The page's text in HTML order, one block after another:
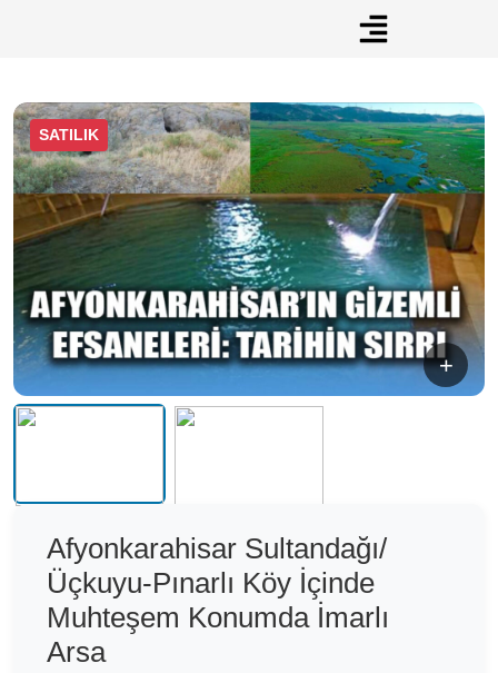
SATILIK
+
Afyonkarahisar Sultandağı/
Üçkuyu-Pınarlı Köy İçinde
Muhteşem Konumda İmarlı
Arsa